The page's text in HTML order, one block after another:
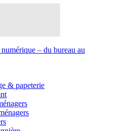
– du bureau au
& papeterie